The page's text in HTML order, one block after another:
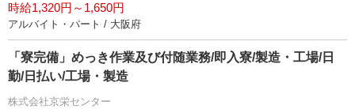
時給1,320円～1,650円
アルバイト・パート / 大阪府
「寮完備」めっき作業及び付随業務/即入寮/製造・工場/日
勤/日払い/工場・製造
株式会社京栄センター